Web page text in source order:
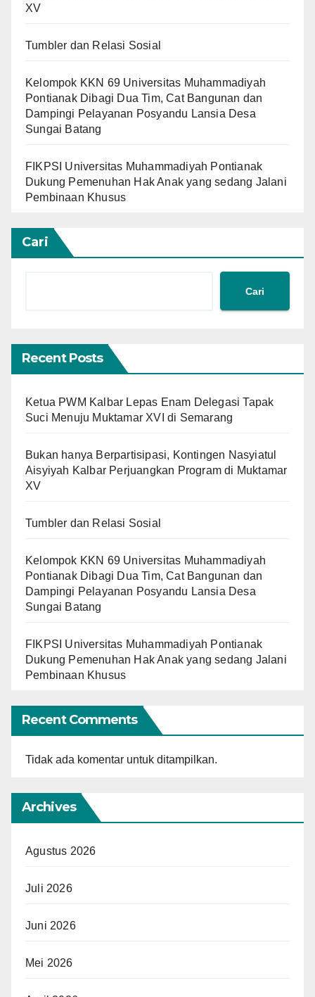
XV
Tumbler dan Relasi Sosial
Kelompok KKN 69 Universitas Muhammadiyah
Pontianak Dibagi Dua Tim, Cat Bangunan dan
Dampingi Pelayanan Posyandu Lansia Desa
Sungai Batang
FIKPSI Universitas Muhammadiyah Pontianak
Dukung Pemenuhan Hak Anak yang sedang Jalani
Pembinaan Khusus
Cari
Cari
Recent Posts
Ketua PWM Kalbar Lepas Enam Delegasi Tapak
Suci Menuju Muktamar XVI di Semarang
Bukan hanya Berpartisipasi, Kontingen Nasyiatul
Aisyiyah Kalbar Perjuangkan Program di Muktamar
XV
Tumbler dan Relasi Sosial
Kelompok KKN 69 Universitas Muhammadiyah
Pontianak Dibagi Dua Tim, Cat Bangunan dan
Dampingi Pelayanan Posyandu Lansia Desa
Sungai Batang
FIKPSI Universitas Muhammadiyah Pontianak
Dukung Pemenuhan Hak Anak yang sedang Jalani
Pembinaan Khusus
Recent Comments
Tidak ada komentar untuk ditampilkan.
Archives
Agustus 2026
Juli 2026
Juni 2026
Mei 2026